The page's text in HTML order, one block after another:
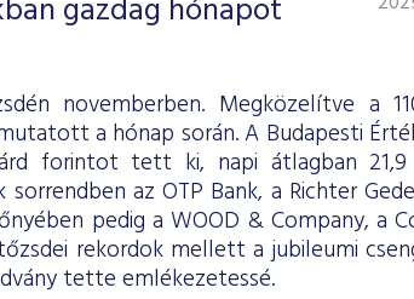
gazdag hónapot
novemberben. Megközelítve a
a hónap során. A Budapesti
forintot tett ki, napi átlagban 21,9
az OTP Bank, a Richter
pedig a WOOD & Company, a
rekordok mellett a jubileumi
tette emlékezetessé.